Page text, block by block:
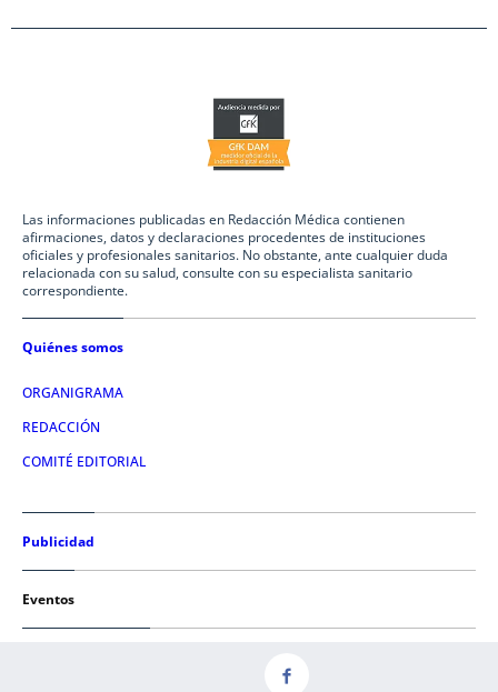
Las informaciones publicadas en Redacción Médica contienen
afirmaciones, datos y declaraciones procedentes de instituciones
oficiales y profesionales sanitarios. No obstante, ante cualquier duda
relacionada con su salud, consulte con su especialista sanitario
correspondiente.
Quiénes somos
ORGANIGRAMA
REDACCIÓN
COMITÉ EDITORIAL
Publicidad
Eventos